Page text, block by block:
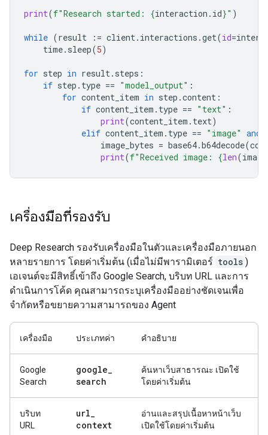
print(f"Research started: {interaction . id}" )
while (result := client. interactions .get(id=
time. sleep(5)
for step in result. steps :
if step . type == "model_output" :
for content_item in step .content :
if content_item . type == "text" :
print(content_item . text)
elif content_item . type == "image" and
image_bytes = base64.b64decode(
print(f"Received image: {len(
เครื่องมือที่รองรับ
Deep Research รองรับเครื่องมือในตัวและเครื่องมือภายนอก
หลายรายการ โดยค่าเริ่มต้น (เมื่อไม่มีพารามิเตอร์ tools )
เอเจนต์จะมีสิทธิ์เข้าถึง Google Search, บริบท URL และการ
ดำเนินการโค้ด คุณสามารถระบุเครื่องมืออย่างชัดเจนเพื่อ
จำกัดหรือขยายความสามารถของ Agent
เครื่องมือ ประเภทค่า คำอธิบาย
Google
Search
google_
search
ค้นหาเว็บสาธารณะ เปิดใช้
โดยค่าเริ่มต้น
บริบท
URL
url_
context
อ่านและสรุปเนื้อหาหน้าเว็บ
เปิดใช้โดยค่าเริ่มต้น